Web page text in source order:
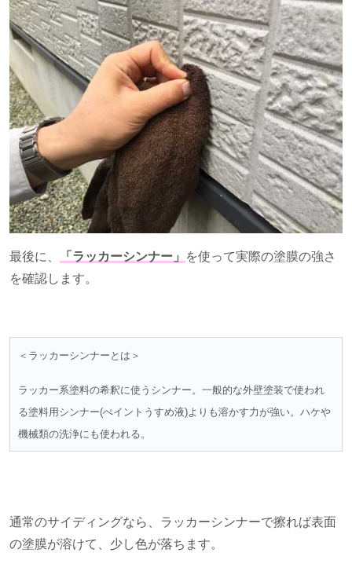
最後に、 「ラッカーシンナー」
を使って実際の塗膜の強さ
を確認します。
＜ラッカーシンナーとは＞
ラッカー系塗料の希釈に使うシンナー。一般的な外壁塗装で使われ
る塗料用シンナー(ぺイントうすめ液)よりも溶かす力が強い。ハケや
機械類の洗浄にも使われる。
通常のサイディングなら、ラッカーシンナーで擦れば表面
の塗膜が溶けて、少し色が落ちます。